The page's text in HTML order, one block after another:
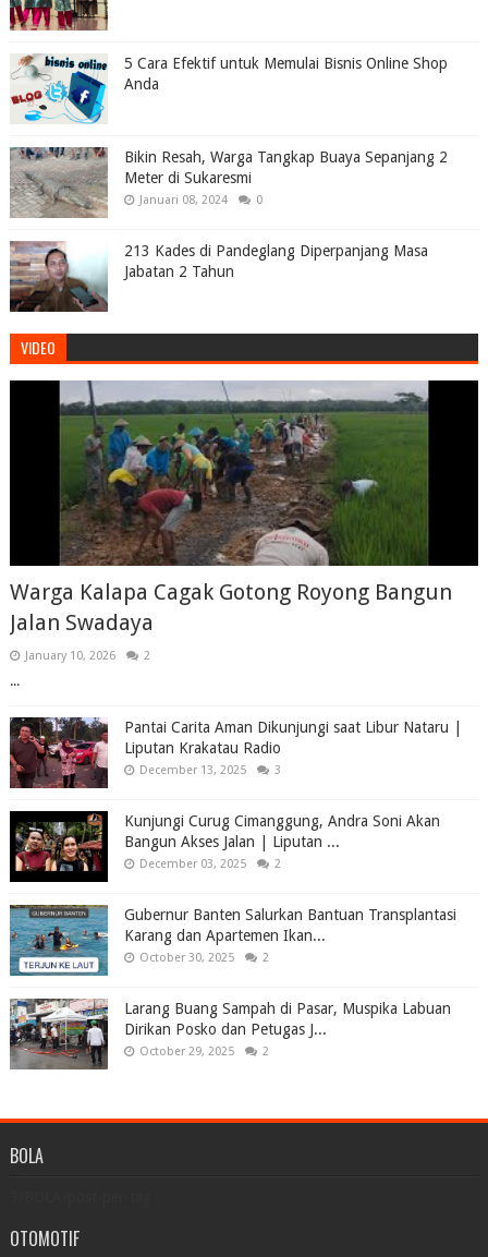
5 Cara Efektif untuk Memulai Bisnis Online Shop
Anda
Bikin Resah, Warga Tangkap Buaya Sepanjang 2
Meter di Sukaresmi
Januari 08, 2024 0
213 Kades di Pandeglang Diperpanjang Masa
Jabatan 2 Tahun
VIDEO
Warga Kalapa Cagak Gotong Royong Bangun
Jalan Swadaya
January 10, 2026 2
...
Pantai Carita Aman Dikunjungi saat Libur Nataru |
Liputan Krakatau Radio
December 13, 2025 3
Kunjungi Curug Cimanggung, Andra Soni Akan
Bangun Akses Jalan | Liputan ...
December 03, 2025 2
Gubernur Banten Salurkan Bantuan Transplantasi
Karang dan Apartemen Ikan...
October 30, 2025 2
Larang Buang Sampah di Pasar, Muspika Labuan
Dirikan Posko dan Petugas J...
October 29, 2025 2
BOLA
OTOMOTIF